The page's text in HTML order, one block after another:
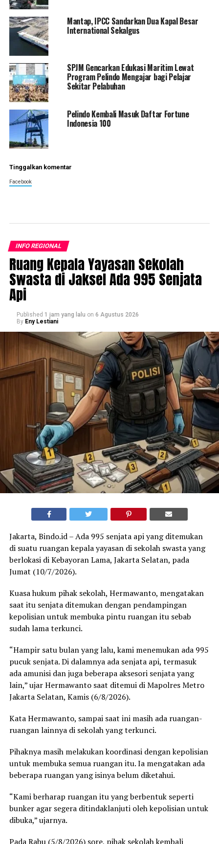
Mantap, IPCC Sandarkan Dua Kapal Besar
International Sekalgus
SPJM Gencarkan Edukasi Maritim Lewat
Program Pelindo Mengajar bagi Pelajar
Sekitar Pelabuhan
Pelindo Kembali Masuk Daftar Fortune
Indonesia 100
Tinggalkan komentar
Facebook
INFO REGIONAL
Ruang Kepala Yayasan Sekolah
Swasta di Jaksel Ada 995 Senjata
Api
Published 1 jam yang lalu on 6 Agustus 2026
By Eny Lestiani
Jakarta, Bindo.id – Ada 995 senjata api yang ditemukan
di suatu ruangan kepala yayasan di sekolah swasta yang
berlokasi di Kebayoran Lama, Jakarta Selatan, pada
Jumat (10/7/2026).
Kuasa hukum pihak sekolah, Hermawanto, mengatakan
saat itu senjata ditemukan dengan pendampingan
kepolisian untuk membuka pintu ruangan itu sebab
sudah lama terkunci.
“Hampir satu bulan yang lalu, kami menemukan ada 995
pucuk senjata. Di dalamnya ada senjata api, termasuk
ada amunisi dan juga beberapa aksesori senjata yang
lain,” ujar Hermawanto saat ditemui di Mapolres Metro
Jakarta Selatan, Kamis (6/8/2026).
Kata Hermawanto, sampai saat ini masih ada ruangan-
ruangan lainnya di sekolah yang terkunci.
Pihaknya masih melakukan koordinasi dengan kepolisian
untuk membuka semua ruangan itu. Ia mengatakan ada
beberapa ruangan yang isinya belum diketahui.
“Kami berharap ruangan itu yang berbentuk seperti
bunker agar segera ditindaklanjuti oleh kepolisian untuk
dibuka,” ujarnya.
Pada Rabu (5/8/2026) sore, pihak sekolah kembali